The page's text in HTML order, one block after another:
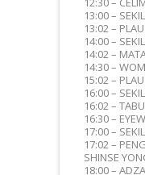
13:00 –
13:02 –
14:00 –
14:02 –
14:30 –
15:02 –
16:00 –
16:02 –
16:30 –
17:00 –
17:02 –
SHINSE
18:00 –